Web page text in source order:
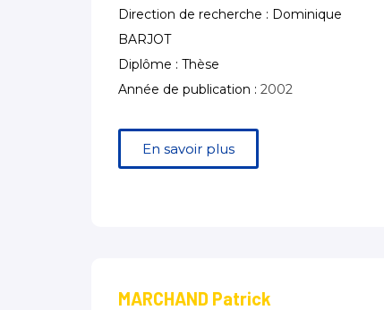
Direction de recherche : Dominique
BARJOT
Diplôme : Thèse
Année de publication : 2002
En savoir plus
MARCHAND Patrick